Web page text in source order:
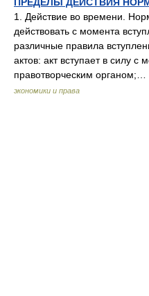
1. Действие во времени.
действовать с момента
различные правила
актов: акт вступает в силу с
правотворческим
экономики и права